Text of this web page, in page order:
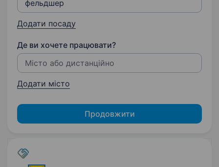
Додати посаду
Де ви хочете працювати?
Додати місто
Продовжити